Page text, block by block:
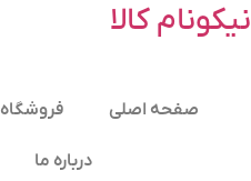
نیکونام کالا
صفحه اصلی فروشگاه
درباره ما